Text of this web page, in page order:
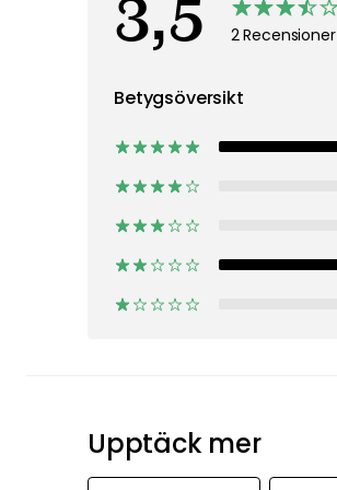
3,5 2 Recensioner
Betygsöversikt
Upptäck mer